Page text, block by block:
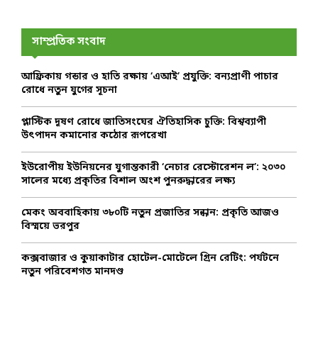
f
r
E
A
সাম্প্রতিক সংবাদ
আফ্রিকায় গন্ডার ও হাতি রক্ষায় ‘এআই’ প্রযুক্তি: বন্যপ্রাণী পাচার
রোধে নতুন যুগের সূচনা
প্লাস্টিক দূষণ রোধে জাতিসংঘের ঐতিহাসিক চুক্তি: বিশ্বব্যাপী
উৎপাদন কমানোর কঠোর রূপরেখা
ইউরোপীয় ইউনিয়নের যুগান্তকারী ‘নেচার রেস্টোরেশন ল’: ২০৩০
সালের মধ্যে প্রকৃতির বিশাল অংশ পুনরুদ্ধারের লক্ষ্য
মেকং অববাহিকায় ৩৮০টি নতুন প্রজাতির সন্ধান: প্রকৃতি আজও
বিস্ময়ে ভরপুর
কক্সবাজার ও কুয়াকাটার হোটেল-মোটেলে গ্রিন রেটিং: পর্যটনে
নতুন পরিবেশগত মানদণ্ড